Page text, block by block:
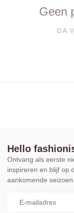
Geen
GA
Hello
Ontvang als eerste
inspireren en blijf op
aankomende